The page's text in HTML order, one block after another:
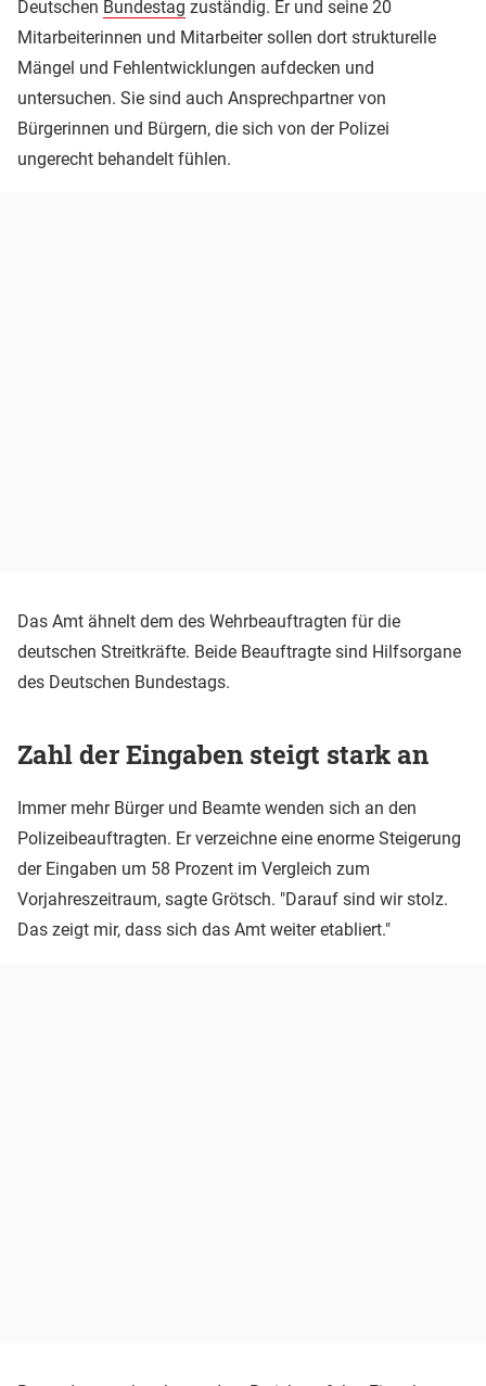
Deutschen Bundestag zuständig. Er und seine 20
Mitarbeiterinnen und Mitarbeiter sollen dort strukturelle
Mängel und Fehlentwicklungen aufdecken und
untersuchen. Sie sind auch Ansprechpartner von
Bürgerinnen und Bürgern, die sich von der Polizei
ungerecht behandelt fühlen.
Das Amt ähnelt dem des Wehrbeauftragten für die
deutschen Streitkräfte. Beide Beauftragte sind Hilfsorgane
des Deutschen Bundestags.
Zahl der Eingaben steigt stark an
Immer mehr Bürger und Beamte wenden sich an den
Polizeibeauftragten. Er verzeichne eine enorme Steigerung
der Eingaben um 58 Prozent im Vergleich zum
Vorjahreszeitraum, sagte Grötsch. "Darauf sind wir stolz.
Das zeigt mir, dass sich das Amt weiter etabliert."